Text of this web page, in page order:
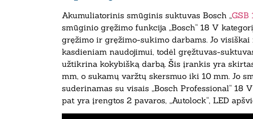
Akumuliatorinis smūginis suktuvas Bosch „GSB
smūginio gręžimo funkcija „Bosch“ 18 V
gręžimo ir gręžimo-sukimo darbams. Jo
kasdieniam naudojimui, todėl gręžtuvas-
užtikrina kokybišką darbą. Šis įrankis yra
mm, o sukamų varžtų skersmuo iki 10 mm. Jo
suderinamas su visais „Bosch Professional“ 18
pat yra įrengtos 2 pavaros, „Autolock“, LED